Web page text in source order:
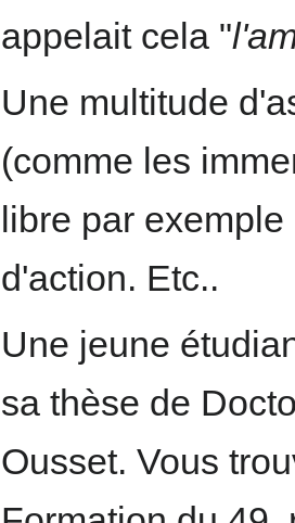
appelait cela "
Une multitude
(comme les
libre par
d'action. Etc..
Une jeune
sa thèse de
Ousset. Vous